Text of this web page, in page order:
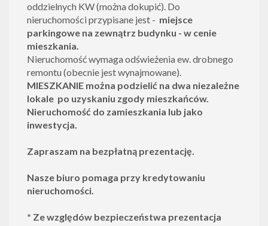
oddzielnych KW (można dokupić). Do
nieruchomości przypisane jest - miejsce
parkingowe na zewnątrz budynku - w cenie
mieszkania.
Nieruchomość wymaga odświeżenia ew. drobnego
remontu (obecnie jest wynajmowane).
MIESZKANIE można podzielić na dwa niezależne
lokale po uzyskaniu zgody mieszkańców.
Nieruchomość do zamieszkania lub jako
inwestycja.
Zapraszam na bezpłatną prezentację.
Nasze biuro pomaga przy kredytowaniu
nieruchomości.
* Ze względów bezpieczeństwa prezentacja